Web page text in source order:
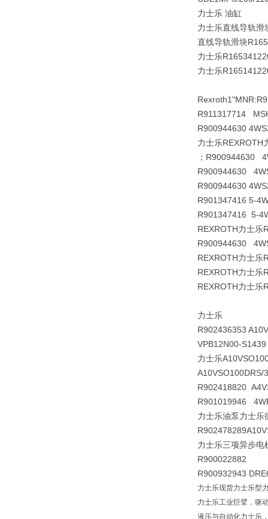
力士乐 油缸
力士乐直线导轨
直线导轨滑块
力士乐
力士乐
Rexroth1
R911317714
R900944630
力士乐REXROTH
；R900944630
R900944630
R900944630
R901347416 5-
R901347416 5-
REXROTH力士乐
R900944630
REXROTH力士乐
REXROTH力士乐
REXROTH力士乐
力士乐
R902436353
VPB12N00-S1439
力士乐
A10VSO100DRS/
R902418820
R901019946
力士乐油泵力士乐
R902478289
力士乐三项异步电
R900022882
R900932943
力士乐现货力士乐型
力士乐工业巨擘，驱
液压与自动化力士乐